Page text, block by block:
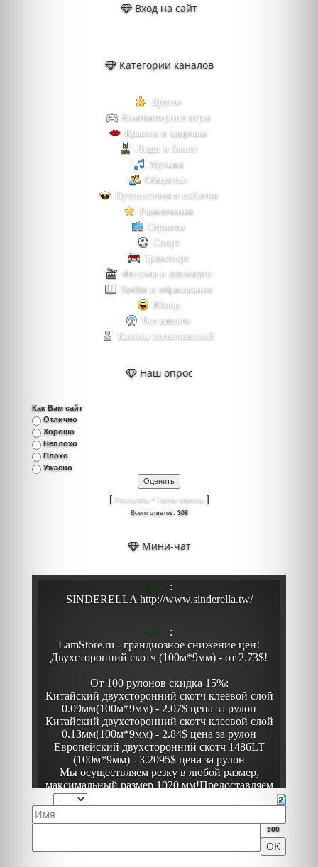
Вход на сайт
Категории каналов
Другое
Компьютерные игры
Красота и здоровье
Люди и блоги
Музыка
Общество
Путешествия и события
Развлечения
Сериалы
Спорт
Транспорт
Фильмы и анимация
Хобби и образование
Юмор
Все каналы
Каналы пользователей
Наш опрос
Как Вам сайт
Отлично
Хорошо
Неплохо
Плохо
Ужасно
[ Результаты · Архив опросов]
Всего ответов: 308
Мини-чат
500